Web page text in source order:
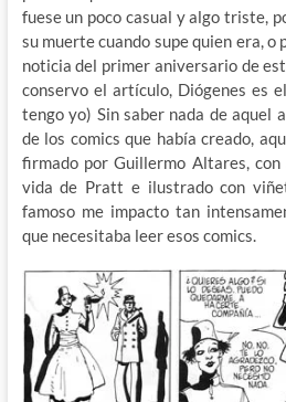
fuese un poco casual y algo triste,
su muerte cuando supe quien era, o
noticia del primer aniversario de
conservo el artículo, Diógenes es
tengo yo) Sin saber nada de aquel
de los comics que había creado,
firmado por Guillermo Altares, con
vida de Pratt e ilustrado con
famoso me impacto tan
que necesitaba leer esos comics.